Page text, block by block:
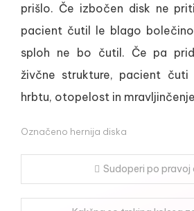
prišlo. Če izbočen disk ne
pacient čutil le blago
sploh ne bo čutil. Če pa
živčne strukture, pacient
hrbtu, otopelost in
Označeno hernija diska
Navigacija
prispevka
Sudoperi po pravoj